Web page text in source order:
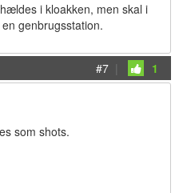
i kloakken, men skal i
genbrugsstation.
#7 | 1
som shots.